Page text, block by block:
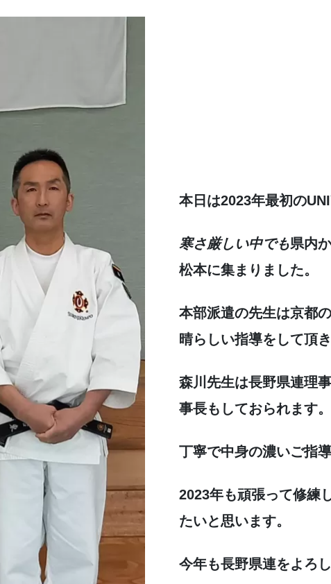
本日は2023年最初の
寒さ厳しい中でも県内
松本に集まりました。
本部派遣の先生は京都
晴らしい指導をして頂き
森川先生は長野県連理
事長もしておられます。
丁寧で中身の濃いご指
2023年も頑張って修練
たいと思います。
今年も長野県連をよろ